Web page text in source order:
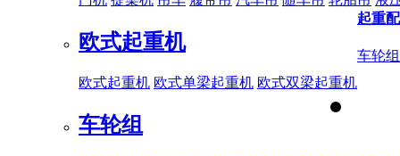
欧式起重机
欧式起重机 欧式单梁起重机 欧式双梁起重机
起重
车轮组
车轮组